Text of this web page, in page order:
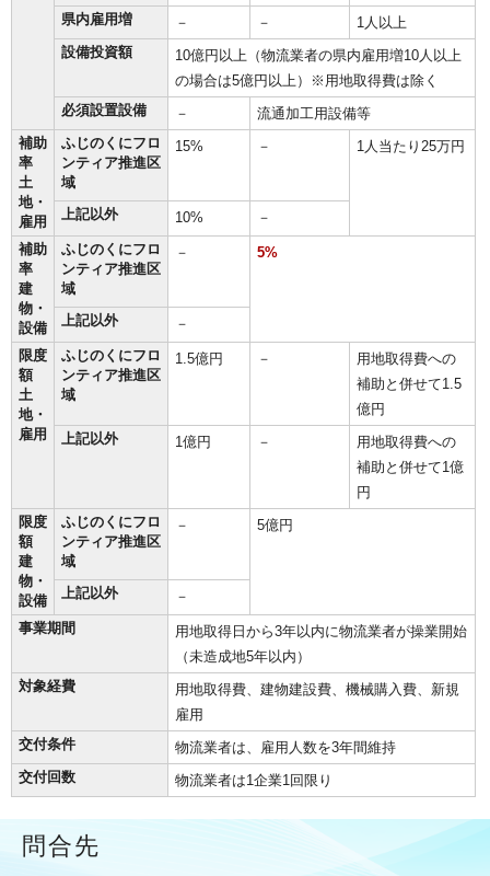
県内雇用増
－ －
1人以上
設備投資額
10億円以上（物流業者の県内雇用増10人以上
の場合は5億円以上）※用地取得費は除く
必須設置設備
－
流通加工用設備等
補助
率
土
地・
雇用
ふじのくにフロ
ンティア推進区
域
15% － 1人当たり25万円
上記以外 10%
－
補助
率
建
物・
設備
ふじのくにフロ
ンティア推進区
域
－ 5%
上記以外
－
限度
額
土
地・
雇用
ふじのくにフロ
ンティア推進区
域
1.5億円 －
用地取得費への
補助と併せて1.5
億円
上記以外
1億円 －
用地取得費への
補助と併せて1億
円
限度
額
建
物・
設備
ふじのくにフロ
ンティア推進区
域
－ 5億円
上記以外
－
事業期間
用地取得日から3年以内に物流業者が操業開始
（未造成地5年以内）
対象経費
用地取得費、建物建設費、機械購入費、新規
雇用
交付条件
物流業者は、雇用人数を3年間維持
交付回数
物流業者は1企業1回限り
問合先